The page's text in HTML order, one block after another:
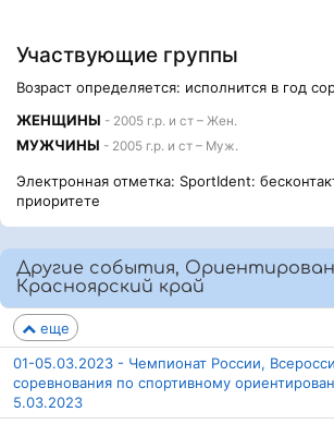
Участвующие группы
Возраст определяется: исполнится в год
ЖЕНЩИНЫ - 2005 г.р. и ст – Жен.
МУЖЧИНЫ - 2005 г.р. и ст – Муж.
Электронная отметка: SportIdent:
приоритете
Другие события,
Красноярский край
еще
01-05.03.2023 - Чемпионат России,
соревнования по спортивному
5.03.2023